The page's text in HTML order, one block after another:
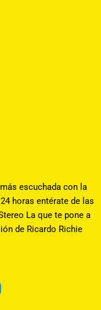
escuchada con la
horas entérate de las
La que te pone a
de Ricardo Richie